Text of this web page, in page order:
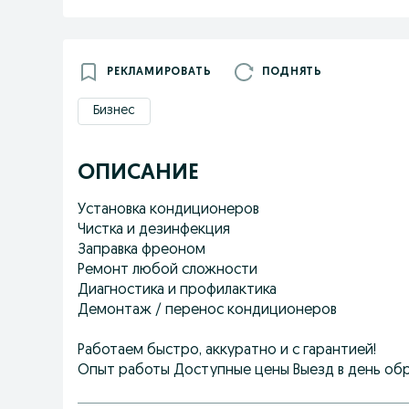
РЕКЛАМИРОВАТЬ ПОДНЯТЬ
Бизнес
ОПИСАНИЕ
Установка кондиционеров
Чистка и дезинфекция
Заправка фреоном
Ремонт любой сложности
Диагностика и профилактика
Демонтаж / перенос кондиционеров
Работаем быстро, аккуратно и с гарантией!
Опыт работы Доступные цены Выезд в день